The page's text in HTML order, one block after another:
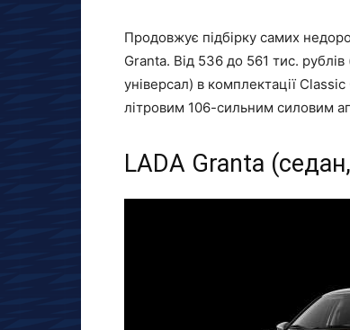
Продовжує підбірку самих
Granta. Від 536 до 561 тис.
універсал) в комплектації
літровим 106-сильним силовим
LADA Granta